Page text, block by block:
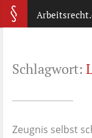
Was ist wichtig?
Wie reagiere ich?
Schlagwort:
Zeugnis selbst